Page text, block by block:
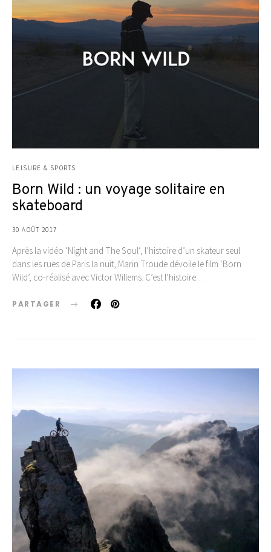
LEISURE & SPORTS
Born Wild : un voyage solitaire en
skateboard
30 AOÛT 2017
Après la vidéo ‘Night and The Soul‘, l’histoire d’un skateur seul
dans les rues de Paris la nuit, Marin Troude dévoile le film ‘Born
Wild’, co-réalisé avec Victor Willems. C’est l’histoire…
PARTAGER